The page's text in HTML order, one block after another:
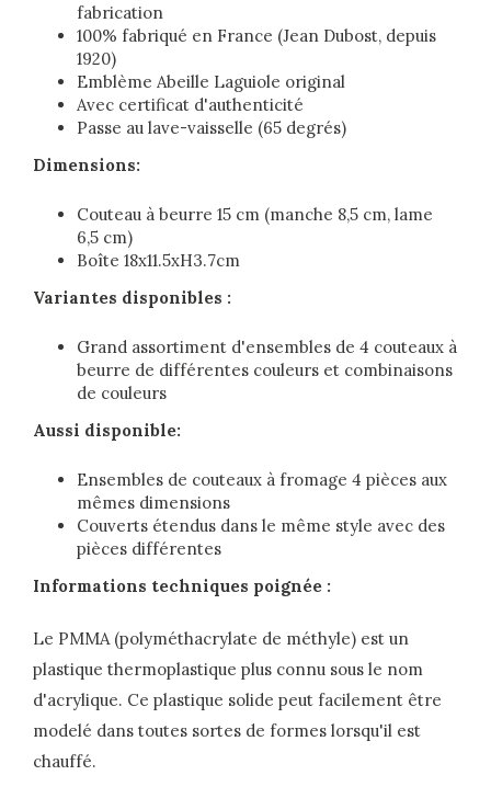
fabrication
100% fabriqué en France (Jean Dubost, depuis
1920)
Emblème Abeille Laguiole original
Avec certificat d'authenticité
Passe au lave-vaisselle (65 degrés)
Dimensions:
Couteau à beurre 15 cm (manche 8,5 cm, lame
6,5 cm)
Boîte 18x11.5xH3.7cm
Variantes disponibles :
Grand assortiment d'ensembles de 4 couteaux à
beurre de différentes couleurs et combinaisons
de couleurs
Aussi disponible:
Ensembles de couteaux à fromage 4 pièces aux
mêmes dimensions
Couverts étendus dans le même style avec des
pièces différentes
Informations techniques poignée :
Le PMMA (polyméthacrylate de méthyle) est un
plastique thermoplastique plus connu sous le nom
d'acrylique. Ce plastique solide peut facilement être
modelé dans toutes sortes de formes lorsqu'il est
chauffé.